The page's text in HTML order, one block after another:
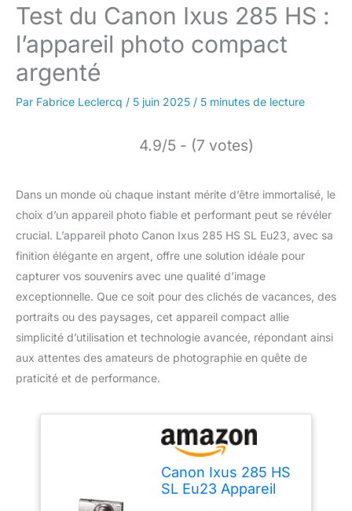
Test du Canon Ixus 285 HS :
l’appareil photo compact
argenté
Par Fabrice Leclercq / 5 juin 2025 / 5 minutes de lecture
4.9/5 - (7 votes)
Dans un monde où chaque instant mérite d’être immortalisé, le
choix d’un appareil photo fiable et performant peut se révéler
crucial. L’appareil photo Canon Ixus 285 HS SL Eu23, avec sa
finition élégante en argent, offre une solution idéale pour
capturer vos souvenirs avec une qualité d’image
exceptionnelle. Que ce soit pour des clichés de vacances, des
portraits ou des paysages, cet appareil compact allie
simplicité d’utilisation et technologie avancée, répondant ainsi
aux attentes des amateurs de photographie en quête de
praticité et de performance.
Canon Ixus 285 HS
SL Eu23 Appareil